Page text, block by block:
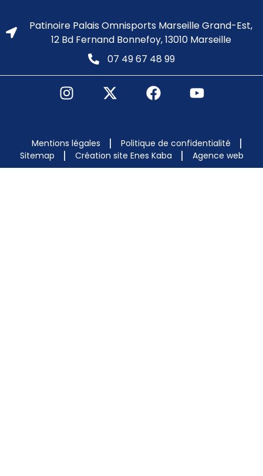
Patinoire Palais Omnisports Marseille Grand-Est,
12 Bd Fernand Bonnefoy, 13010 Marseille
07 49 67 48 99
Mentions légales
Politique de confidentialité
Sitemap
Création site Enes Kaba Agence web